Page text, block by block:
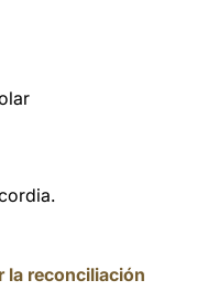
la reconciliación